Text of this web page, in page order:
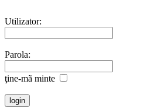
Utilizator:
Parola:
ţine-mã minte